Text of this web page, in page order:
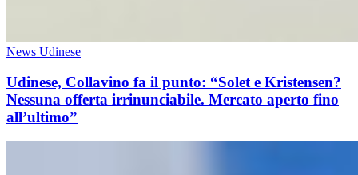
News Udinese
Udinese, Collavino fa il punto: “Solet e Kristensen?
Nessuna offerta irrinunciabile. Mercato aperto fino
all’ultimo”